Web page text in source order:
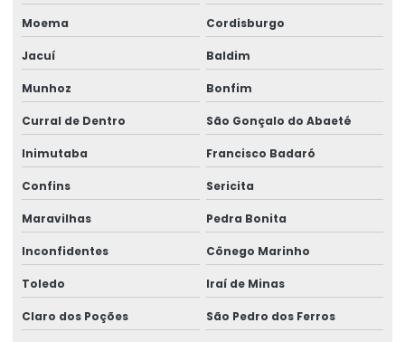
Moema Cordisburgo
Jacuí Baldim
Munhoz Bonfim
Curral de Dentro São Gonçalo do Abaeté
Inimutaba Francisco Badaró
Confins Sericita
Maravilhas Pedra Bonita
Inconfidentes Cônego Marinho
Toledo Iraí de Minas
Claro dos Poções São Pedro dos Ferros